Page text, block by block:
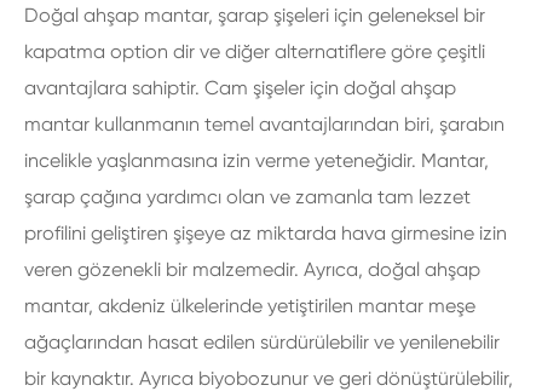
Doğal ahşap mantar, şarap şişeleri için geleneksel bir
kapatma option dir ve diğer alternatiflere göre çeşitli
avantajlara sahiptir. Cam şişeler için doğal ahşap
mantar kullanmanın temel avantajlarından biri, şarabın
incelikle yaşlanmasına izin verme yeteneğidir. Mantar,
şarap çağına yardımcı olan ve zamanla tam lezzet
profilini geliştiren şişeye az miktarda hava girmesine izin
veren gözenekli bir malzemedir. Ayrıca, doğal ahşap
mantar, akdeniz ülkelerinde yetiştirilen mantar meşe
ağaçlarından hasat edilen sürdürülebilir ve yenilenebilir
bir kaynaktır. Ayrıca biyobozunur ve geri dönüştürülebilir,